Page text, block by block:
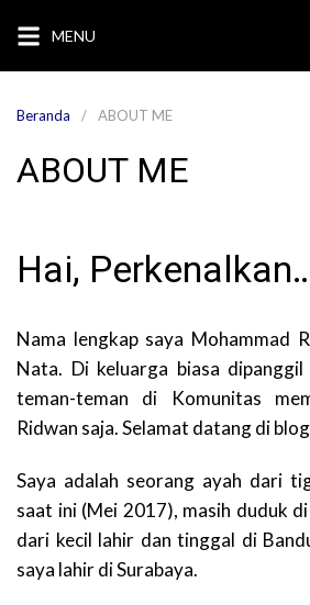
konten
MENU
Beranda ABOUT ME
ABOUT ME
Hai,
Nama lengkap saya Mohammad
Nata. Di keluarga biasa
teman-teman di Komunitas
Ridwan saja. Selamat datang di
Saya adalah seorang ayah dari
saat ini (Mei 2017), masih duduk
dari kecil lahir dan tinggal di
saya lahir di Surabaya.